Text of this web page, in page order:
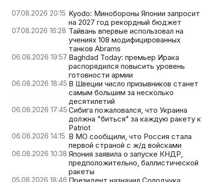
07.08.2026 20:15 Kyodo: Минобороны Японии запросит
на 2027 год рекордный бюджет
07.08.2026 16:28 Тайвань впервые использовал на
учениях 108 модифицированных
танков Abrams
06.08.2026 19:57 Baghdad Today: премьер Ирака
распорядился повысить уровень
готовности армии
06.08.2026 18:45 В Швеции число призывников станет
самым большим за несколько
десятилетий
06.08.2026 17:45 Сибига пожаловался, что Украина
должна "биться" за каждую ракету к
Patriot
06.08.2026 14:15 В МО сообщили, что Россия стала
первой страной с ж/д войсками
06.08.2026 10:38 Япония заявила о запуске КНДР,
предположительно, баллистической
ракеты
05.08.2026 18:46